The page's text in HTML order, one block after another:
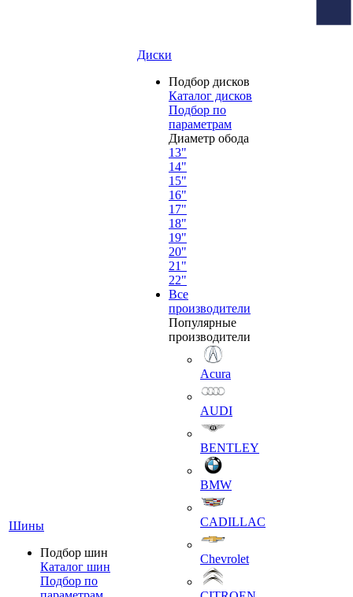
Шины
Подбор шин
Каталог шин
Подбор по
Диски
Подбор дисков
Каталог дисков
Подбор по
параметрам
Диаметр обода
13"
14"
15"
16"
17"
18"
19"
20"
21"
22"
Все
производители
Популярные
производители
Acura
AUDI
BENTLEY
BMW
CADILLAC
Chevrolet